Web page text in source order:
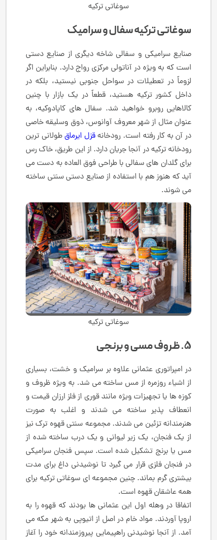
سوغاتی ترکیه
سوغاتی ترکیه سفال و سرامیک
صنایع سرامیکی و سفالی شاخه دیگری از صنایع دستی
است که به ویژه در آناتولی مرکزی رواج دارد. بنابراین اگر
لزوماً در تعطیلات در سواحل جنوبی نیستید، بلکه در
داخل کشور ترکیه هستید، قطعاً در یک بازار با چنین
کالاهایی روبرو خواهید شد. سفال های کاپادوکیه، به
عنوان مثال از شهر معروف آوانوس، ذوق وسلیقه خاصی
در آن به کار رفته است. رودخانهقزل ایرماقطولانی ترین
رودخانه ترکیه در آنجا جریان دارد. از این طریق، خاک رس
برای گلدان های سفالی با طراحی فوق العاده به دست می
آید که هنوز هم با استفاده از صنایع دستی سنتی ساخته
می شوند.
سوغاتی ترکیه
5. ظروف مسی و برنجی
در امپراتوری عثمانی علاوه بر سرامیک و خشت، بسیاری
از اشیاء روزمره از مس ساخته می شد. به ویژه ظروف و
کوزه ها یا تجهیزات ویژه مانند قوری از فلز ارزان قیمت و
انعطاف پذیر ساخته می شدند و اغلب به صورت
هنرمندانه تزئین می شدند. مجموعه سنتی قهوه ترک نیز
از یک فنجان، یک زیر لیوانی و یک درب ساخته شده از
مس یا برنج تشکیل شده است. سپس فنجان سرامیکی
در فنجان فلزی قرار می گیرد تا نوشیدنی داغ برای مدت
بیشتری گرم بماند. چنین مجموعه ای سوغاتی ترکیه برای
همه عاشقان قهوه است.
اتفاقا در وهله اول این عثمانی ها بودند که قهوه را به
اروپا آوردند. مواد خام در اصل از اتیوپی به شهر مکه می
آمد. از آنجا نوشیدنی راهپیمایی پیروزمندانه خود را آغاز